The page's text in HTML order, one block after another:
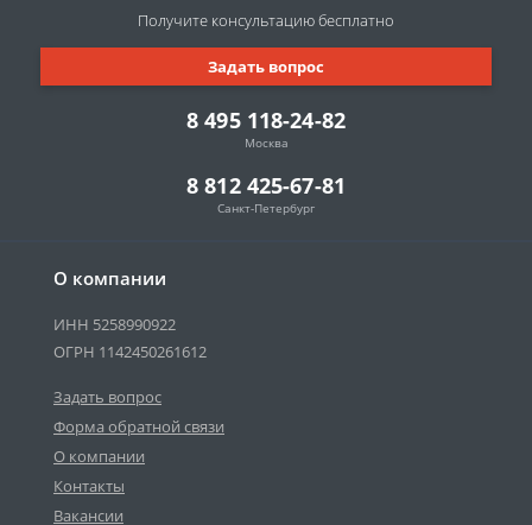
О компании
ИНН 5258990922
ОГРН 1142450261612
Задать вопрос
Форма обратной связи
О компании
Контакты
Вакансии
8 495 118-24-82
Москва
8 812 425-67-81
Санкт-Петербург
Задать вопрос
Получите консультациюбесплатно